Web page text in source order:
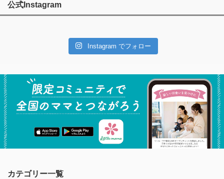
公式Instagram
Instagram でフォロー
カテゴリー一覧